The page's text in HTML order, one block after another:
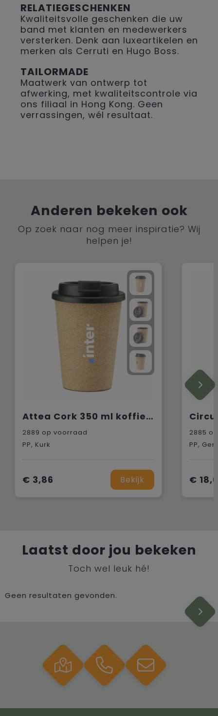
RELATIEGESCHENKEN
Kwaliteitsvolle geschenken die uw
band met klanten en medewerkers
versterken. Denk aan luxeartikelen en
merken als Cerruti en Hugo Boss.
TAILORMADE
Maatwerk van ontwerp tot
afwerking, met kwaliteitscontrole via
ons filiaal in Hong Kong. Geen
verrassingen, wél resultaat.
Anderen bekeken ook
Op zoek naar nog meer inspiratie? Wij
helpen je!
Attea Cork 350 ml koffiebeker
2889 op voorraad
PP, Kurk
€ 3,86 Bekijk
2885
PP,
€
Laatst door jou bekeken
Toch wel leuk hé!
Geen resultaten gevonden.